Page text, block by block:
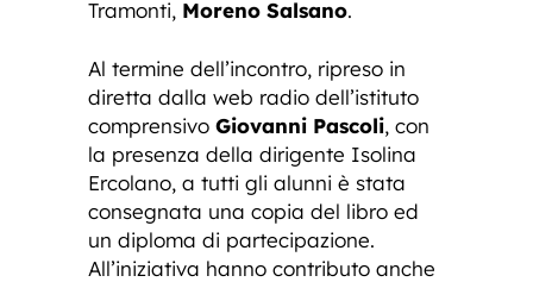
Tramonti, Moreno Salsano.
Al termine dell’incontro, ripreso in
diretta dalla web radio dell’istituto
comprensivo Giovanni Pascoli, con
la presenza della dirigente Isolina
Ercolano, a tutti gli alunni è stata
consegnata una copia del libro ed
un diploma di partecipazione.
All’iniziativa hanno contributo anche